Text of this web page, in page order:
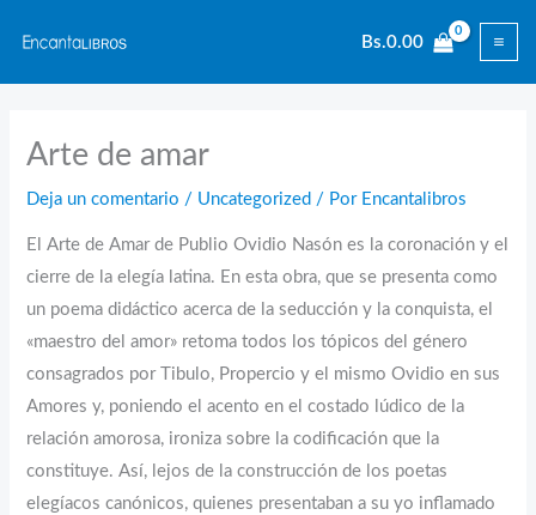
contenido
Bs.0.00
Arte de amar
Deja un comentario / Uncategorized / Por Encantalibros
El Arte de Amar de Publio Ovidio Nasón es la coronación y el
cierre de la elegía latina. En esta obra, que se presenta como
un poema didáctico acerca de la seducción y la conquista, el
«maestro del amor» retoma todos los tópicos del género
consagrados por Tibulo, Propercio y el mismo Ovidio en sus
Amores y, poniendo el acento en el costado lúdico de la
relación amorosa, ironiza sobre la codificación que la
constituye. Así, lejos de la construcción de los poetas
elegíacos canónicos, quienes presentaban a su yo inflamado